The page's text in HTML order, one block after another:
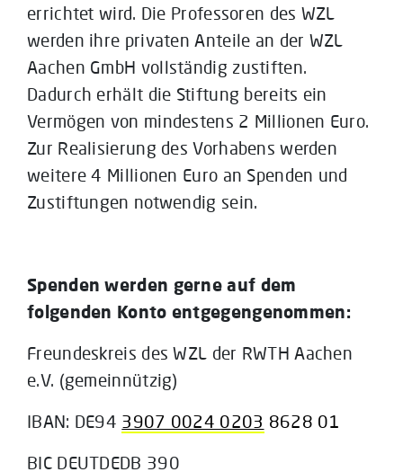
errichtet wird. Die Professoren des WZL
werden ihre privaten Anteile an der WZL
Aachen GmbH vollständig zustiften.
Dadurch erhält die Stiftung bereits ein
Vermögen von mindestens 2 Millionen Euro.
Zur Realisierung des Vorhabens werden
weitere 4 Millionen Euro an Spenden und
Zustiftungen notwendig sein.
Spenden werden gerne auf dem
folgenden Konto entgegengenommen:
Freundeskreis des WZL der RWTH Aachen
e.V. (gemeinnützig)
IBAN: DE94 3907 0024 0203 8628 01
BIC DEUTDEDB 390